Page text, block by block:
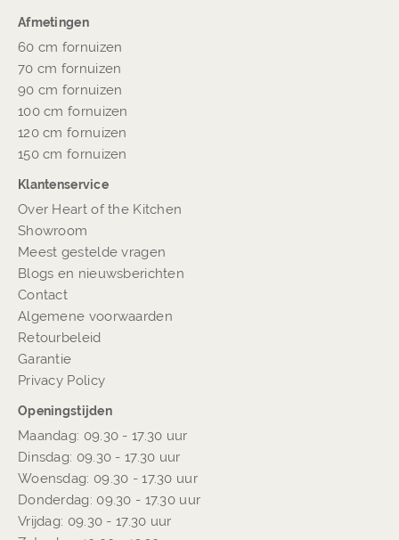
Afmetingen
60 cm fornuizen
70 cm fornuizen
90 cm fornuizen
100 cm fornuizen
120 cm fornuizen
150 cm fornuizen
Klantenservice
Over Heart of the Kitchen
Showroom
Meest gestelde vragen
Blogs en nieuwsberichten
Contact
Algemene voorwaarden
Retourbeleid
Garantie
Privacy Policy
Openingstijden
Maandag: 09.30 - 17.30 uur
Dinsdag: 09.30 - 17.30 uur
Woensdag: 09.30 - 17.30 uur
Donderdag: 09.30 - 17.30 uur
Vrijdag: 09.30 - 17.30 uur